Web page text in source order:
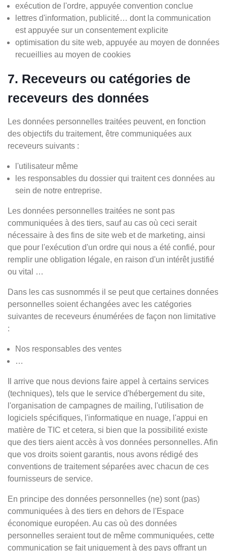
exécution de l'ordre, appuyée convention conclue
lettres d'information, publicité… dont la communication
est appuyée sur un consentement explicite
optimisation du site web, appuyée au moyen de données
recueillies au moyen de cookies
7. Receveurs ou catégories de
receveurs des données
Les données personnelles traitées peuvent, en fonction
des objectifs du traitement, être communiquées aux
receveurs suivants :
l'utilisateur même
les responsables du dossier qui traitent ces données au
sein de notre entreprise.
Les données personnelles traitées ne sont pas
communiquées à des tiers, sauf au cas où ceci serait
nécessaire à des fins de site web et de marketing, ainsi
que pour l'exécution d'un ordre qui nous a été confié, pour
remplir une obligation légale, en raison d'un intérêt justifié
ou vital …
Dans les cas susnommés il se peut que certaines données
personnelles soient échangées avec les catégories
suivantes de receveurs énumérées de façon non limitative
:
Nos responsables des ventes
…
Il arrive que nous devions faire appel à certains services
(techniques), tels que le service d'hébergement du site,
l'organisation de campagnes de mailing, l'utilisation de
logiciels spécifiques, l'informatique en nuage, l'appui en
matière de TIC et cetera, si bien que la possibilité existe
que des tiers aient accès à vos données personnelles. Afin
que vos droits soient garantis, nous avons rédigé des
conventions de traitement séparées avec chacun de ces
fournisseurs de service.
En principe des données personnelles (ne) sont (pas)
communiquées à des tiers en dehors de l'Espace
économique européen. Au cas où des données
personnelles seraient tout de même communiquées, cette
communication se fait uniquement à des pays offrant un